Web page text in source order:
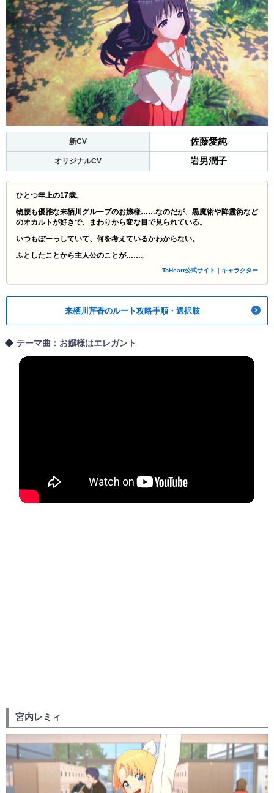
新CV 佐藤愛純
オリジナルCV 岩男潤子
ひとつ年上の17歳。
物腰も優雅な来栖川グループのお嬢様……なのだが、黒魔術や降霊術など
のオカルトが好きで、まわりから変な目で見られている。
いつもぼーっしていて、何を考えているかわからない。
ふとしたことから主人公のことが……。
ToHeart公式サイト｜キャラクター
来栖川芹香のルート攻略手順・選択肢
テーマ曲：お嬢様はエレガント
宮内レミィ